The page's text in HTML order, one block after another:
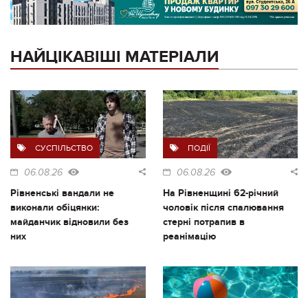
НАЙЦІКАВІШІ МАТЕРІАЛИ
СУСПІЛЬСТВО
06.08.26
Рівненські вандали не
виконали обіцянки:
майданчик відновили без
них
ПОДІЇ
06.08.26
На Рівненщині 62-річний
чоловік після спалювання
стерні потрапив в
реанімацію